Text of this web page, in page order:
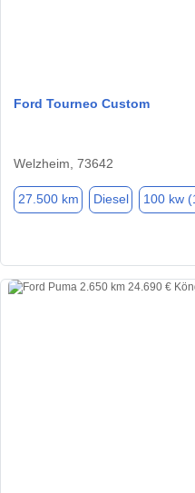
Ford Tourneo Custom
Welzheim, 73642
27.500 km Diesel 100 kw